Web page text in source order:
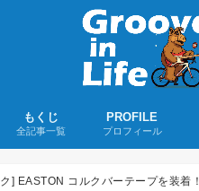
もくじ
全記事一覧
PROFILE
プロフィール
] EASTON コルクバーテープを装着！